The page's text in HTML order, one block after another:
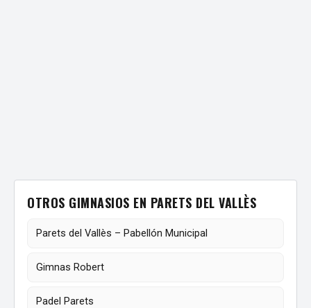
OTROS GIMNASIOS EN PARETS DEL VALLÈS
Parets del Vallès – Pabellón Municipal
Gimnas Robert
Padel Parets